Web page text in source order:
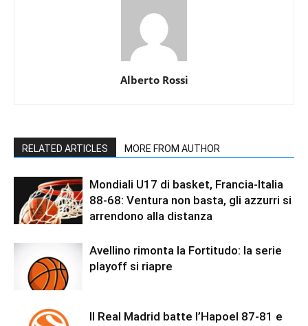
Alberto Rossi
RELATED ARTICLES MORE FROM AUTHOR
Mondiali U17 di basket, Francia-Italia
88-68: Ventura non basta, gli azzurri si
arrendono alla distanza
Avellino rimonta la Fortitudo: la serie
playoff si riapre
Il Real Madrid batte l’Hapoel 87-81 e